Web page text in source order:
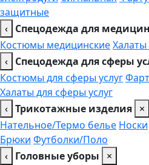
защитные
‹ Спецодежда для
Костюмы медицинские
‹ Спецодежда для сферы
Костюмы для сферы услуг
Халаты для сферы услуг
‹ Трикотажные изделия ×
Нательное/Термо белье Носки
Брюки Футболки/Поло
‹ Головные уборы
×